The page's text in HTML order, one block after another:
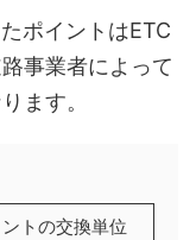
ポイントはETC
事業者によって
ます。
トの交換単位